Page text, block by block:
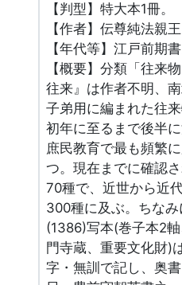
【判型】特大本1冊。
【作者】伝尊純法親
【年代等】江戸前期書
【概要】分類「往来
往来』は作者不明、
子弟用に編まれた往
初年に至るまで後半
庶民教育で最も頻繁
つ。現在までに確認
70種で、近世から近
300種に及ぶ。ちな
(1386)写本(巻子本2
門寺蔵、重要文化財)
字・無訓で記し、奥